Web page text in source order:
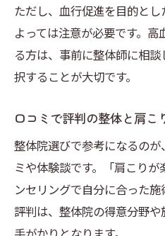
ただし、血行促進を目的と
よっては注意が必要です。
る方は、事前に整体師に相
択することが大切です。
口コミで評判の整体と肩こ
整体院選びで参考になるの
ミや体験談です。「肩こり
ンセリングで自分に合った
評判は、整体院の得意分野